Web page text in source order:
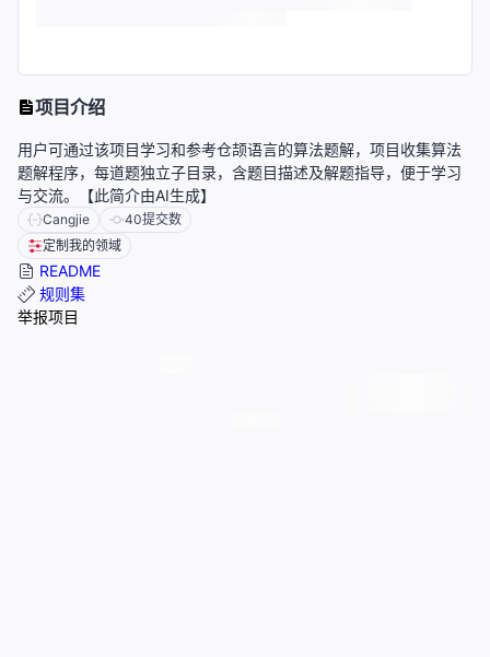
项目介绍
用户可通过该项目学习和参考仓颉语言的算法题解，项目收集算法
题解程序，每道题独立子目录，含题目描述及解题指导，便于学习
与交流。【此简介由AI生成】
Cangjie 40提交数
定制我的领域
README
规则集
举报项目